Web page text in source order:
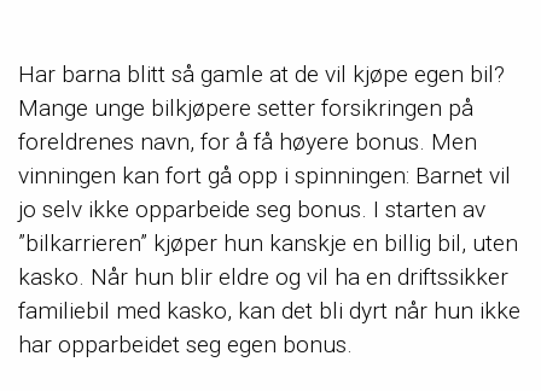
Har barna blitt så gamle at de vil kjøpe egen bil?
Mange unge bilkjøpere setter forsikringen på
foreldrenes navn, for å få høyere bonus. Men
vinningen kan fort gå opp i spinningen: Barnet vil
jo selv ikke opparbeide seg bonus. I starten av
”bilkarrieren” kjøper hun kanskje en billig bil, uten
kasko. Når hun blir eldre og vil ha en driftssikker
familiebil med kasko, kan det bli dyrt når hun ikke
har opparbeidet seg egen bonus.